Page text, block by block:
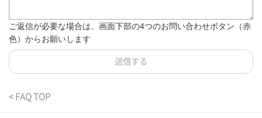
ご返信が必要な場合は、画面下部の4つのお問い合わせボタン（赤
色）からお願いします
送信する
< FAQ TOP